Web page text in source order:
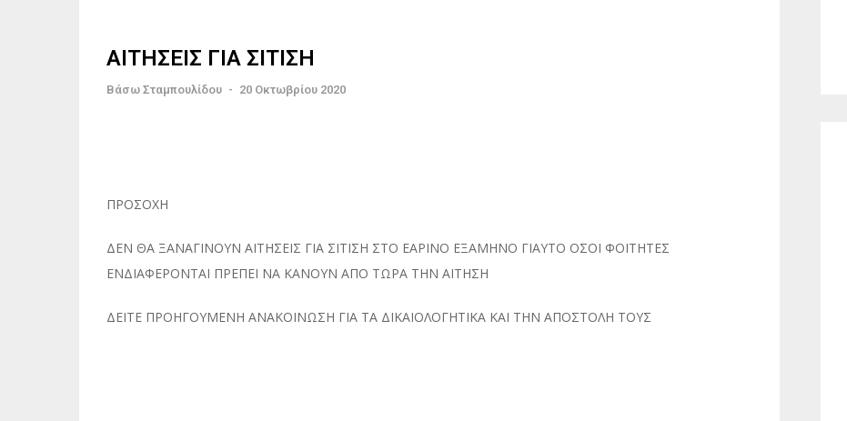
ΑΙΤΗΣΕΙΣ ΓΙΑ ΣΙΤΙΣΗ
Βάσω Σταμπουλίδου - 20 Οκτωβρίου 2020
ΠΡΟΣΟΧΗ
ΔΕΝ ΘΑ ΞΑΝΑΓΙΝΟΥΝ ΑΙΤΗΣΕΙΣ ΓΙΑ ΣΙΤΙΣΗ ΣΤΟ ΕΑΡΙΝΟ ΕΞΑΜΗΝΟ ΓΙΑΥΤΟ ΟΣΟΙ ΦΟΙΤΗΤΕΣ
ΕΝΔΙΑΦΕΡΟΝΤΑΙ ΠΡΕΠΕΙ ΝΑ ΚΑΝΟΥΝ ΑΠΟ ΤΩΡΑ ΤΗΝ ΑΙΤΗΣΗ
ΔΕΙΤΕ ΠΡΟΗΓΟΥΜΕΝΗ ΑΝΑΚΟΙΝΩΣΗ ΓΙΑ ΤΑ ΔΙΚΑΙΟΛΟΓΗΤΙΚΑ ΚΑΙ ΤΗΝ ΑΠΟΣΤΟΛΗ ΤΟΥΣ